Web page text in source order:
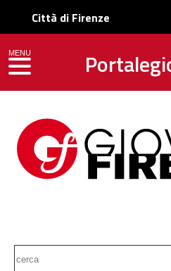
Città di Firenze
MENU
toggle navigation